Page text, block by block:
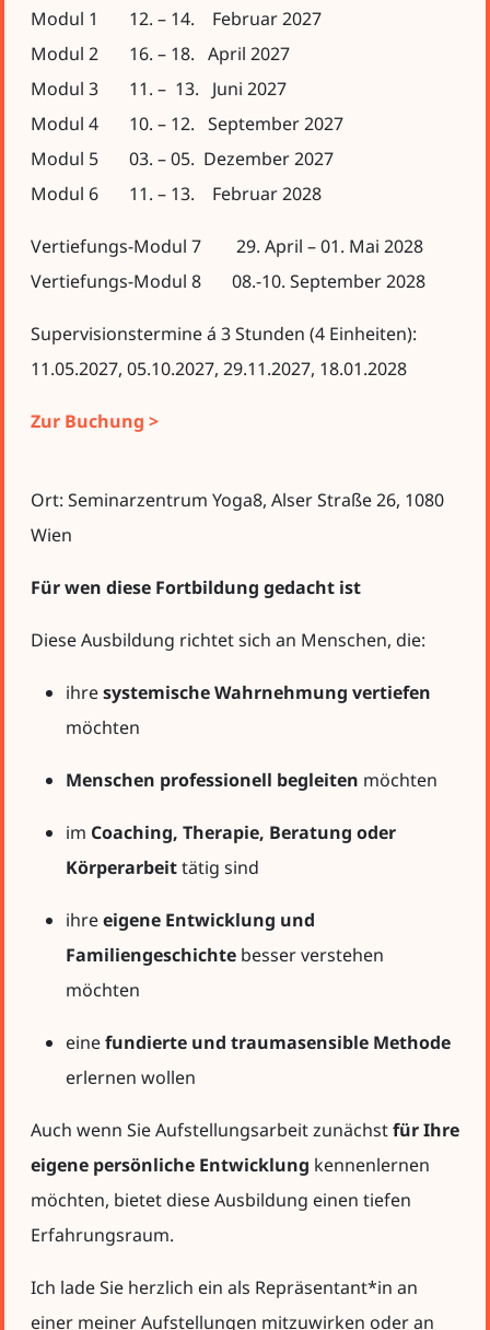
Modul 1 12. – 14. Februar 2027
Modul 2 16. – 18. April 2027
Modul 3 11. – 13. Juni 2027
Modul 4 10. – 12. September 2027
Modul 5 03. – 05. Dezember 2027
Modul 6 11. – 13. Februar 2028
Vertiefungs-Modul 7 29. April – 01. Mai 2028
Vertiefungs-Modul 8 08.-10. September 2028
Supervisionstermine á 3 Stunden (4 Einheiten):
11.05.2027, 05.10.2027, 29.11.2027, 18.01.2028
Zur Buchung >
Ort: Seminarzentrum Yoga8, Alser Straße 26, 1080
Wien
Für wen diese Fortbildung gedacht ist
Diese Ausbildung richtet sich an Menschen, die:
ihresystemische Wahrnehmung vertiefen
möchten
Menschen professionell begleiten möchten
im Coaching, Therapie, Beratung oder
Körperarbeittätig sind
ihreeigene Entwicklung und
Familiengeschichte besser verstehen
möchten
einefundierte und traumasensible Methode
erlernen wollen
Auch wenn Sie Aufstellungsarbeit zunächstfür Ihre
eigene persönliche Entwicklung kennenlernen
möchten, bietet diese Ausbildung einen tiefen
Erfahrungsraum.
Ich lade Sie herzlich ein als Repräsentant*in an
einer meiner Aufstellungen mitzuwirken oder an